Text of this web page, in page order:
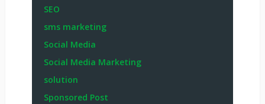
SEO
sms marketing
Social Media
Social Media Marketing
solution
Sponsored Post